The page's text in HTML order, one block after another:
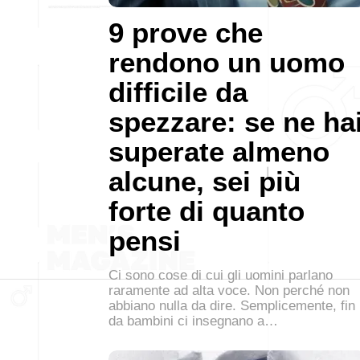
9 prove che
rendono un uomo
difficile da
spezzare: se ne
superate almeno
alcune, sei più
forte di quanto
pensi
Ci sono cose di cui gli uomini parlano
raramente ad alta voce. Non perché non
abbiano nulla da dire. Semplicemente, fin
da bambini ci insegnano a…